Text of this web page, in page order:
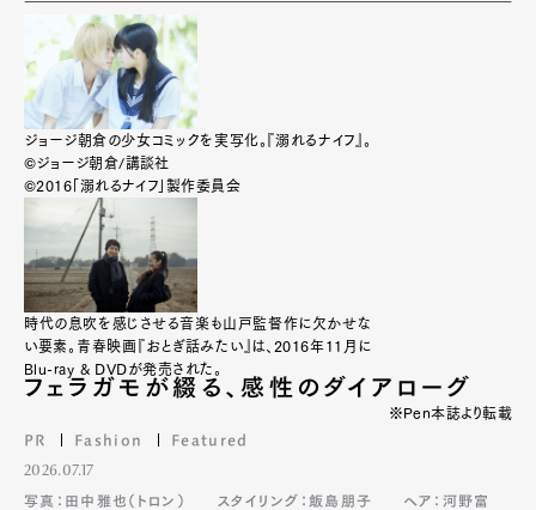
ジョージ朝倉の少女コミックを実写化。『溺れるナイフ』。
©ジョージ朝倉/講談社
©2016「溺れるナイフ」製作委員会
時代の息吹を感じさせる音楽も山戸監督作に欠かせな
い要素。青春映画『おとぎ話みたい』は、2016年11月に
Blu-ray & DVDが発売された。
※Pen本誌より転載
フェラガモが綴る、感性のダイアローグ
PR Fashion Featured
2026.07.17
写真：田中雅也（トロン）
スタイリング：飯島朋子
ヘア：河野富